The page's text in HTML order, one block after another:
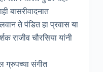
बासरीवादनात
ते पंडित हा प्रवास या
राजीव चौरसिया यांनी
ग्रुपच्या संगीत